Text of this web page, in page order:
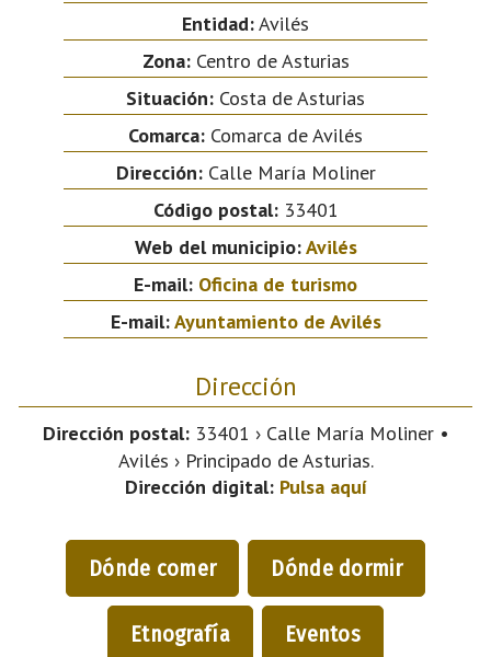
Entidad:Avilés
Zona:Centro de Asturias
Situación: Costa de Asturias
Comarca: Comarca de Avilés
Dirección:Calle María Moliner
Código postal:33401
Web del municipio:Avilés
E-mail: Oficina de turismo
E-mail:Ayuntamiento de Avilés
Dirección
Dirección postal:33401 › Calle María Moliner •
Avilés › Principado de Asturias.
Dirección digital: Pulsa aquí
Dónde comer Dónde dormir
Etnografía Eventos